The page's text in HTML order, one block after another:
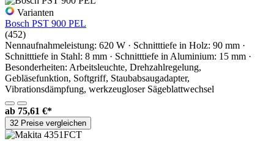
Varianten
Bosch PST 900 PEL
(452)
Nennaufnahmeleistung: 620 W · Schnitttiefe in Holz: 90 mm ·
Schnitttiefe in Stahl: 8 mm · Schnitttiefe in Aluminium: 15 mm ·
Besonderheiten: Arbeitsleuchte, Drehzahlregelung,
Gebläsefunktion, Softgriff, Staubabsaugadapter,
Vibrationsdämpfung, werkzeugloser Sägeblattwechsel
ab 75,61 €*
32 Preise vergleichen